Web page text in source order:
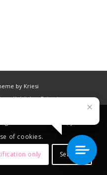
by Kriesi
– Kebijakan Privasi
of cookies.
only Settings